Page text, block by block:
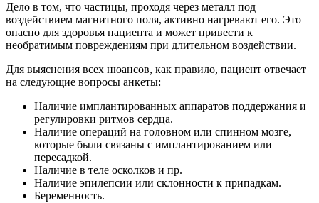
Дело в том, что частицы, проходя через металл под
воздействием магнитного поля, активно нагревают его. Это
опасно для здоровья пациента и может привести к
необратимым повреждениям при длительном воздействии.
Для выяснения всех нюансов, как правило, пациент отвечает
на следующие вопросы анкеты:
Наличие имплантированных аппаратов поддержания и
регулировки ритмов сердца.
Наличие операций на головном или спинном мозге,
которые были связаны с имплантированием или
пересадкой.
Наличие в теле осколков и пр.
Наличие эпилепсии или склонности к припадкам.
Беременность.